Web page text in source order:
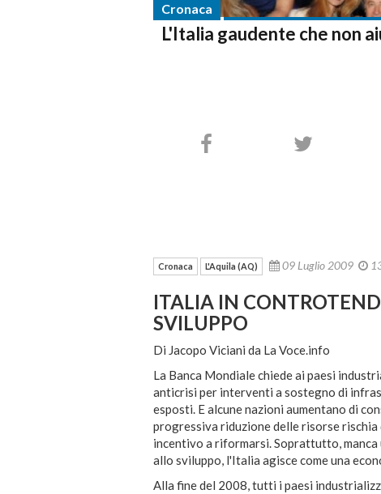
Cronaca
L'Italia gaudente che non
Cronaca L'Aquila (AQ) 09 Luglio 2009
ITALIA IN
SVILUPPO
Di Jacopo Viciani da La Voce.info
La Banca Mondiale chiede ai paesi
anticrisi per interventi a sostegno di
esposti. E alcune nazioni aumentano di
progressiva riduzione delle risorse
incentivo a riformarsi. Soprattutto,
allo sviluppo, l'Italia agisce come una
Alla fine del 2008, tutti i paesi